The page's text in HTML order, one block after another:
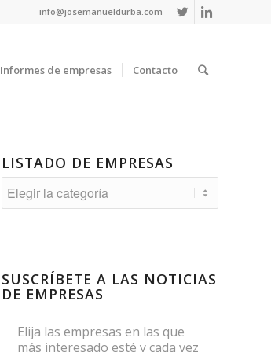
info@josemanueldurba.com
Informes de empresas Contacto
LISTADO DE EMPRESAS
Listado
de
SUSCRÍBETE A LAS NOTICIAS
DE EMPRESAS
Elija las empresas en las que
más interesado esté y cada vez